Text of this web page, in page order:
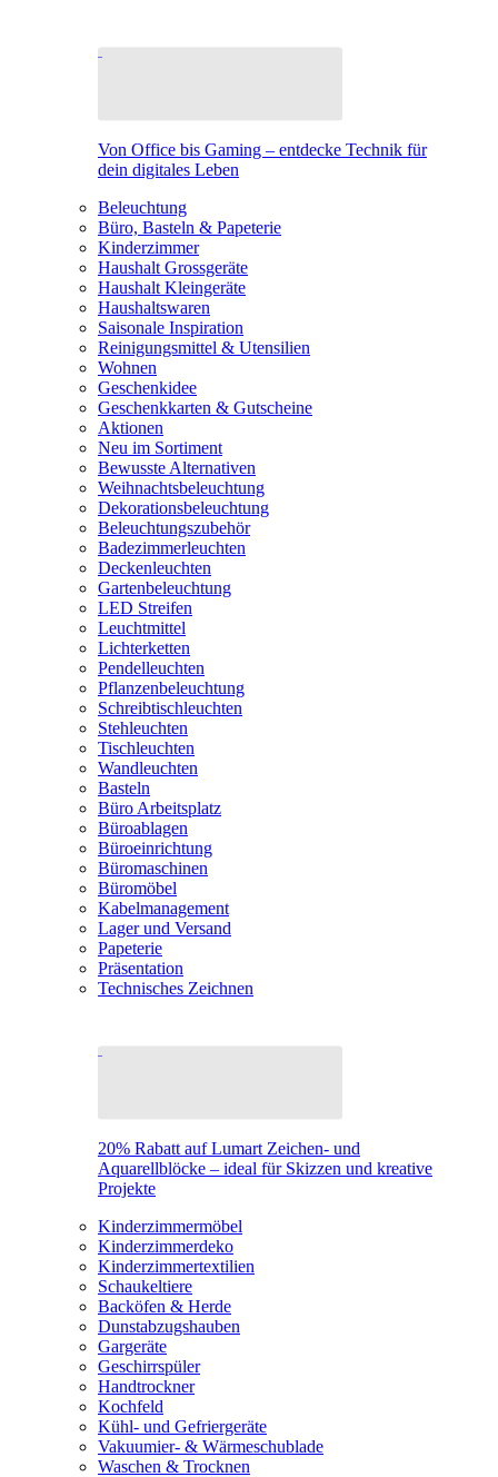
Von Office bis Gaming – entdecke Technik für
dein digitales Leben
Beleuchtung
Büro, Basteln & Papeterie
Kinderzimmer
Haushalt Grossgeräte
Haushalt Kleingeräte
Haushaltswaren
Saisonale Inspiration
Reinigungsmittel & Utensilien
Wohnen
Geschenkidee
Geschenkkarten & Gutscheine
Aktionen
Neu im Sortiment
Bewusste Alternativen
Weihnachtsbeleuchtung
Dekorationsbeleuchtung
Beleuchtungszubehör
Badezimmerleuchten
Deckenleuchten
Gartenbeleuchtung
LED Streifen
Leuchtmittel
Lichterketten
Pendelleuchten
Pflanzenbeleuchtung
Schreibtischleuchten
Stehleuchten
Tischleuchten
Wandleuchten
Basteln
Büro Arbeitsplatz
Büroablagen
Büroeinrichtung
Büromaschinen
Büromöbel
Kabelmanagement
Lager und Versand
Papeterie
Präsentation
Technisches Zeichnen
20% Rabatt auf Lumart Zeichen- und
Aquarellblöcke – ideal für Skizzen und kreative
Projekte
Kinderzimmermöbel
Kinderzimmerdeko
Kinderzimmertextilien
Schaukeltiere
Backöfen & Herde
Dunstabzugshauben
Gargeräte
Geschirrspüler
Handtrockner
Kochfeld
Kühl- und Gefriergeräte
Vakuumier- & Wärmeschublade
Waschen & Trocknen